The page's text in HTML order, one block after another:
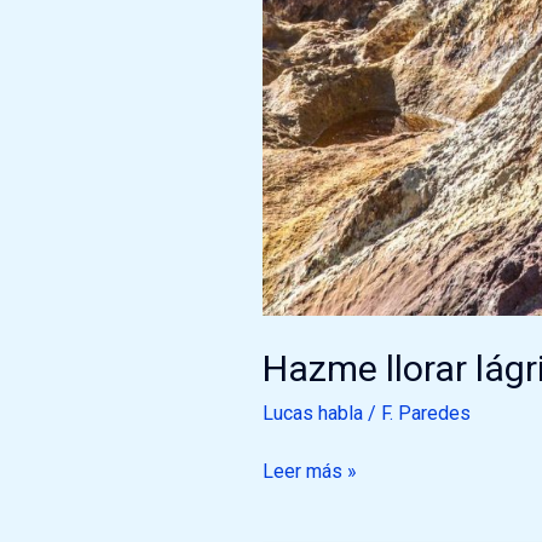
Hazme llorar
Lucas habla / F. Paredes
Leer más »